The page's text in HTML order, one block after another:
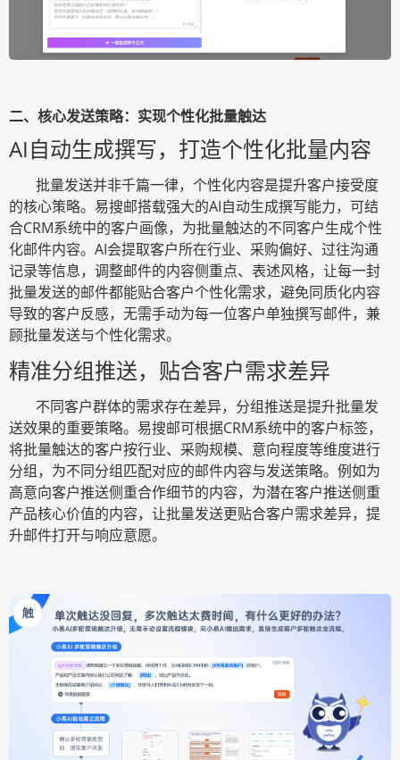
二、核心发送策略：实现个性化批量触达
AI自动生成撰写，打造个性化批量内容
批量发送并非千篇一律，个性化内容是提升客户接受度
的核心策略。易搜邮搭载强大的AI自动生成撰写能力，可结
合CRM系统中的客户画像，为批量触达的不同客户生成个性
化邮件内容。AI会提取客户所在行业、采购偏好、过往沟通
记录等信息，调整邮件的内容侧重点、表述风格，让每一封
批量发送的邮件都能贴合客户个性化需求，避免同质化内容
导致的客户反感，无需手动为每一位客户单独撰写邮件，兼
顾批量发送与个性化需求。
精准分组推送，贴合客户需求差异
不同客户群体的需求存在差异，分组推送是提升批量发
送效果的重要策略。易搜邮可根据CRM系统中的客户标签，
将批量触达的客户按行业、采购规模、意向程度等维度进行
分组，为不同分组匹配对应的邮件内容与发送策略。例如为
高意向客户推送侧重合作细节的内容，为潜在客户推送侧重
产品核心价值的内容，让批量发送更贴合客户需求差异，提
升邮件打开与响应意愿。